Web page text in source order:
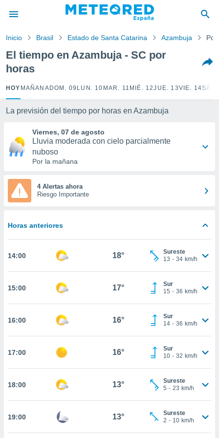
por
para
la
calidad.
a este
las
y
forma
contenido
coste.
botón
a la
la
ya sean
en
perfil
ACEPTAR
CONTINUAR
Inicio Brasil Estado de Santa Catarina Azambuja Por
El tiempo en Azambuja - SC por
horas
HOY MAÑANA DOM. 09 LUN. 10 MAR. 11 MIÉ. 12JUE. 13VIE. 14
La previsión del tiempo por horas en Azambuja
Viernes, 07 de agosto
Lluvia moderada con cielo parcialmente
nuboso
Por la mañana
4 Alertas ahora
Riesgo Importante
Horas anteriores
14:00 18°
Sureste
13 - 34 km/h
15:00 17°
Sur
15 - 36 km/h
16:00 16°
Sur
14 - 36 km/h
17:00 16°
Sur
10 - 32 km/h
18:00 13°
Sureste
5 - 23 km/h
19:00 13°
Sureste
2 - 10 km/h